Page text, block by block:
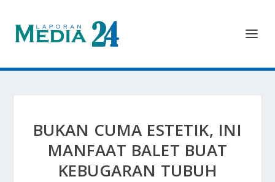
BUKAN CUMA ESTETIK, INI
MANFAAT BALET BUAT
KEBUGARAN TUBUH